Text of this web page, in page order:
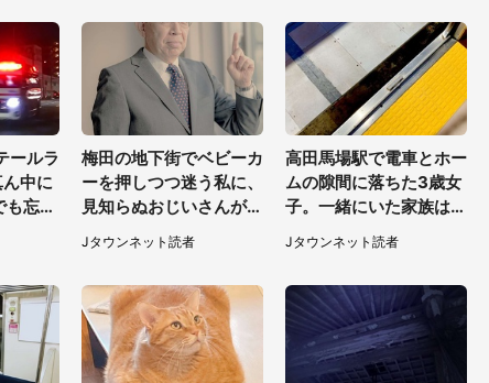
ールラ
中に
忘れ
梅田の地下街でベビーカ
ーを押しつつ迷う私に、
見知らぬおじいさんがわ
ざわざ声をかけてきて
（兵庫県・30代女性）
Jタウンネット読者
高田馬場駅で電車とホー
ムの隙間に落ちた3歳女
子。一緒にいた家族はど
うすることもできなく
て...（埼玉県・50代女
Jタウンネット読者